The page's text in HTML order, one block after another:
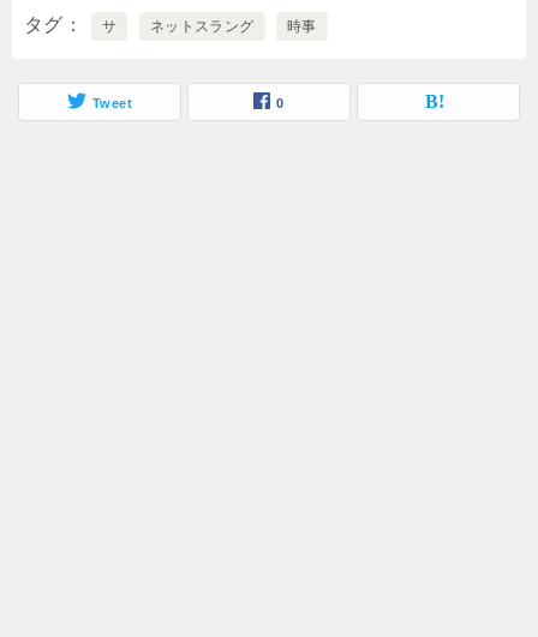
タグ サ ネットスラング 時事
Tweet 0